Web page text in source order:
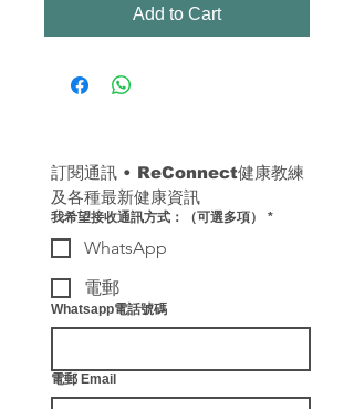
Add to Cart
訂閱通訊 • ReConnect健康教練
及各種最新健康資訊
我希望接收通訊方式：（可選多項） *
WhatsApp
電郵
Whatsapp電話號碼
電郵 Email